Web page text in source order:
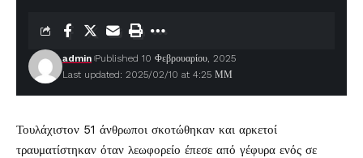
Last updated: 2025/02/10 at 4:25 ΜΜ
admin Published 10 Φεβρουαρίου, 2025
Τουλάχιστον 51 άνθρωποι σκοτώθηκαν και αρκετοί
τραυματίστηκαν όταν λεωφορείο έπεσε από γέφυρα ενός σε